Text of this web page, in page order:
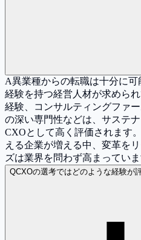
A異業種からの転職は十分に
経験を持つ経営人材が求めら
経験、コンサルティングファ
の深い専門性などは、サステ
CXOとして高く評価されます
える企業が増える中、変革を
ズは業界を問わず高まっていま
QCXOの選考ではどのような経験が